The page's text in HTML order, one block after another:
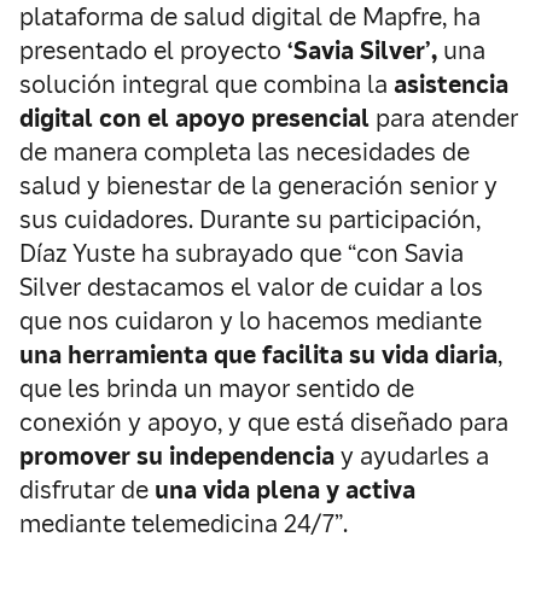
plataforma de salud digital de Mapfre, ha
presentado el proyecto ‘Savia Silver’, una
solución integral que combina la asistencia
digital con el apoyo presencial para atender
de manera completa las necesidades de
salud y bienestar de la generación senior y
sus cuidadores. Durante su participación,
Díaz Yuste ha subrayado que “con Savia
Silver destacamos el valor de cuidar a los
que nos cuidaron y lo hacemos mediante
una herramienta que facilita su vida diaria,
que les brinda un mayor sentido de
conexión y apoyo, y que está diseñado para
promover su independenciay ayudarles a
disfrutar de una vida plena y activa
mediante telemedicina 24/7”.